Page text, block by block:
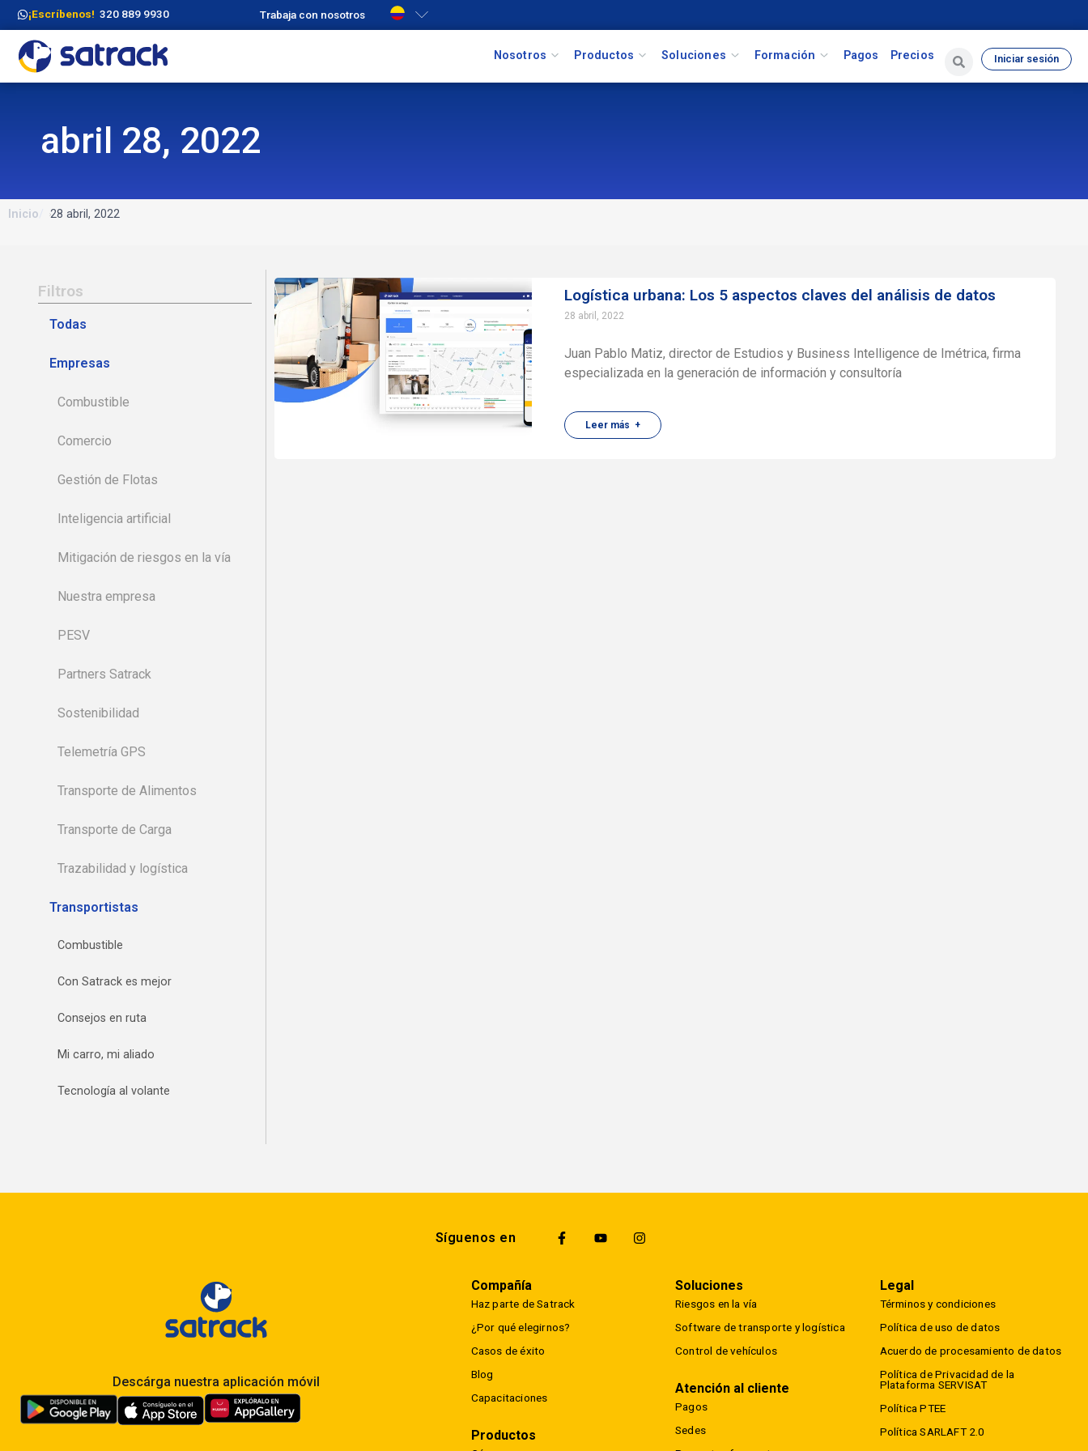
¡Escríbenos! 320 889 9930 Trabaja con nosotros
Nosotros Productos Soluciones Formación Pagos Precios Iniciar sesión
abril 28, 2022
Inicio 28 abril, 2022
Filtros
Todas
Empresas
Combustible
Comercio
Gestión de Flotas
Inteligencia artificial
Mitigación de riesgos en la vía
Nuestra empresa
PESV
Partners Satrack
Sostenibilidad
Telemetría GPS
Transporte de Alimentos
Transporte de Carga
Trazabilidad y logística
Transportistas
Combustible
Con Satrack es mejor
Consejos en ruta
Mi carro, mi aliado
Tecnología al volante
Logística urbana: Los 5 aspectos claves del análisis de datos
28 abril, 2022
Juan Pablo Matiz, director de Estudios y Business Intelligence de Imétrica, firma
especializada en la generación de información y consultoría
Leer más +
Síguenos en
Descárga nuestra aplicación móvil
Compañía
Haz parte de Satrack
¿Por qué elegirnos?
Casos de éxito
Blog
Capacitaciones
Productos
Soluciones
Riesgos en la vía
Software de transporte y logística
Control de vehículos
Atención al cliente
Pagos
Sedes
Legal
Términos y condiciones
Política de uso de datos
Acuerdo de procesamiento de datos
Política de Privacidad de la
Plataforma SERVISAT
Política PTEE
Política SARLAFT 2.0